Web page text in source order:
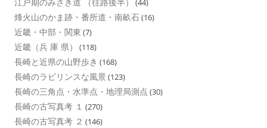
(44)
烽火山のかま跡・番所道・南畝石(16)
近畿・中部・関東 (7)
近畿（兵 庫 県） (118)
長崎と近県の山野歩き (168)
長崎のラビリンスな風景 (123)
長崎の三角点・水準点・地理局測点 (30)
長崎の古写真考 １ (270)
長崎の古写真考 ２ (146)